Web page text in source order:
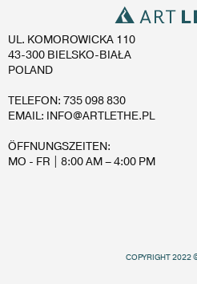
UL. KOMOROWICKA 110
43-300 BIELSKO-BIAŁA
POLAND
TELEFON: 735 098 830
EMAIL: INFO@ARTLETHE.PL
ÖFFNUNGSZEITEN:
MO - FR | 8:00 AM – 4:00 PM
COPYRIGHT 2022